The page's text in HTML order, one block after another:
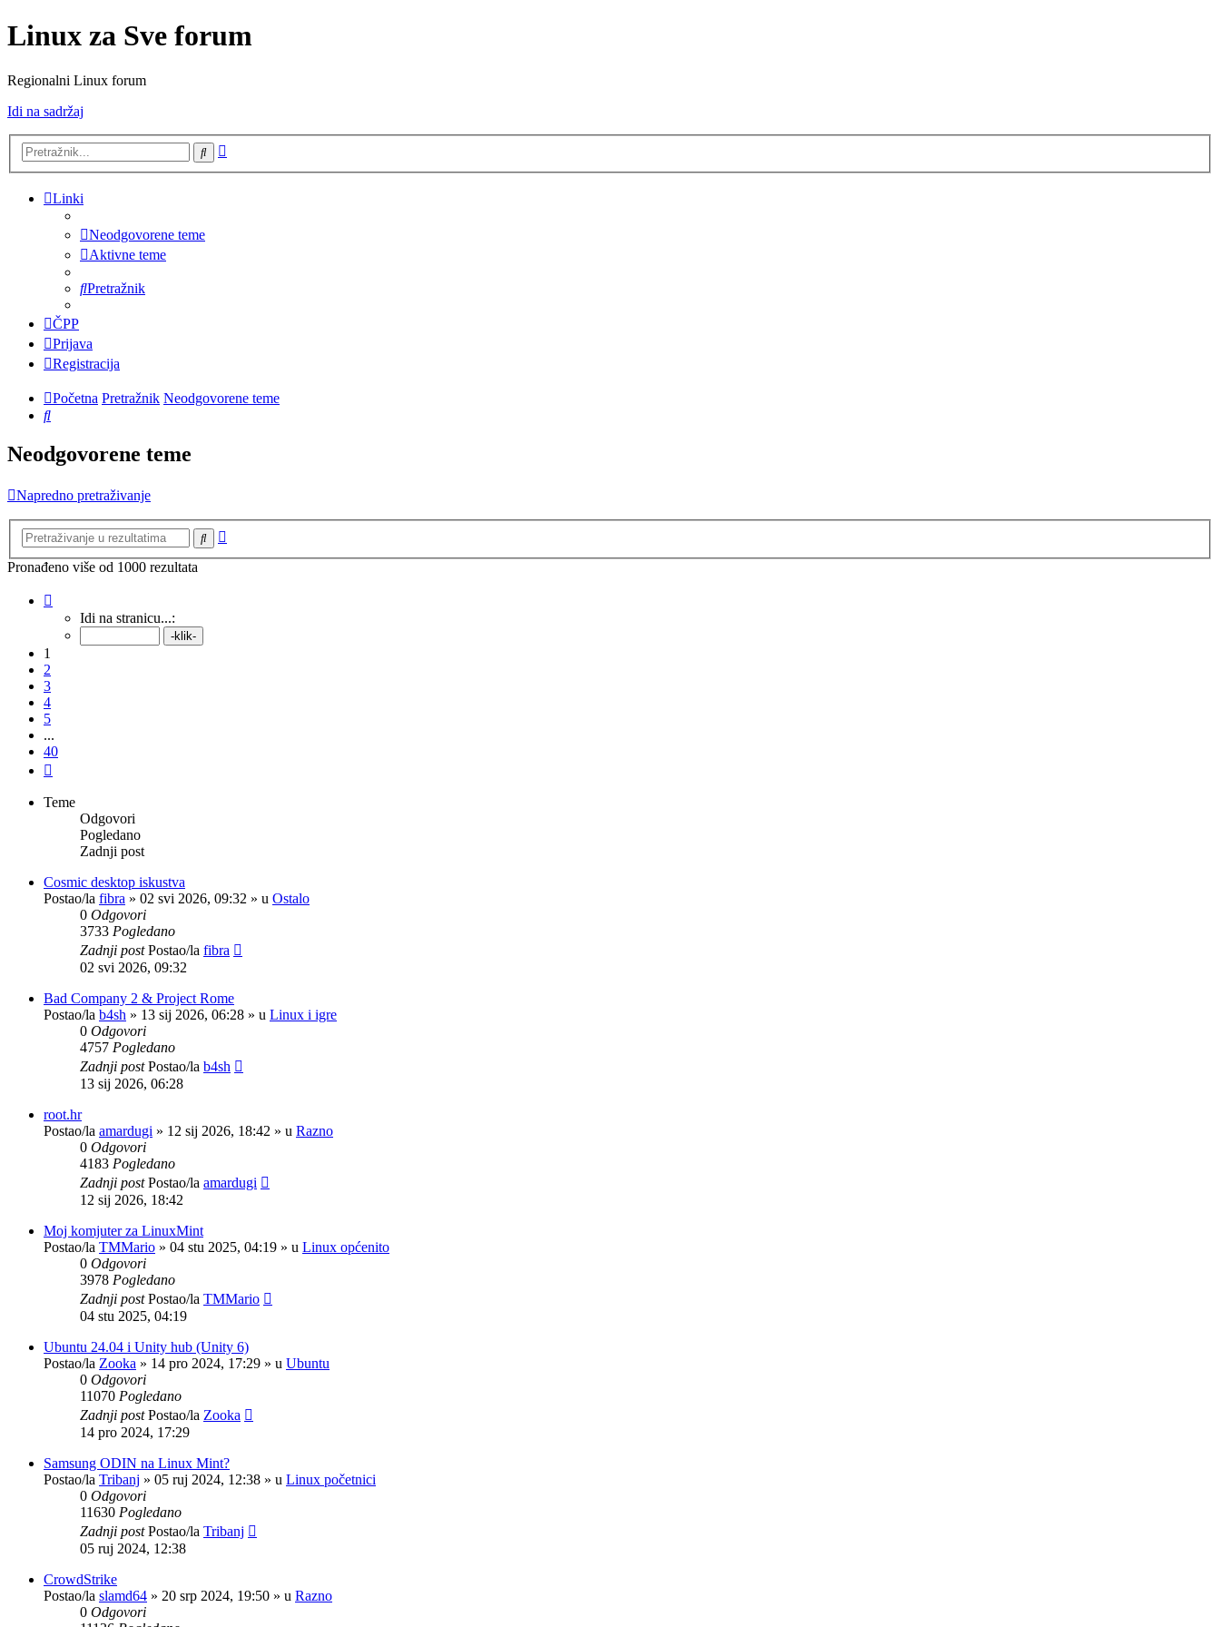
Linux za Sve forum
Regionalni Linux forum
Idi na sadržaj
Pretražnik
Linki
Neodgovorene teme
Aktivne teme
Pretražnik
ČPP
Prijava
Registracija
Početna Pretražnik Neodgovorene teme
Pretražnik
Neodgovorene teme
Napredno pretraživanje
Pretražnik
Pronađeno više od 1000 rezultata
40 .Idi na stranicu...:
1
2
3
4
5
...
40
Teme
Odgovori
Pogledano
Zadnji post
Cosmic desktop iskustva
Postao/la fibra » 02 svi 2026, 09:32 » u Ostalo
0 Odgovori
3733 Pogledano
Zadnji postPostao/la fibra
02 svi 2026, 09:32
Bad Company 2 & Project Rome
Postao/la b4sh » 13 sij 2026, 06:28 » u Linux i igre
0 Odgovori
4757 Pogledano
Zadnji postPostao/la b4sh
13 sij 2026, 06:28
root.hr
Postao/la amardugi » 12 sij 2026, 18:42 » u Razno
0 Odgovori
4183 Pogledano
Zadnji postPostao/la amardugi
12 sij 2026, 18:42
Moj komjuter za LinuxMint
Postao/la TMMario » 04 stu 2025, 04:19 » u Linux općenito
0 Odgovori
3978 Pogledano
Zadnji postPostao/la TMMario
04 stu 2025, 04:19
Ubuntu 24.04 i Unity hub (Unity 6)
Postao/la Zooka » 14 pro 2024, 17:29 » u Ubuntu
0 Odgovori
11070 Pogledano
Zadnji postPostao/la Zooka
14 pro 2024, 17:29
Samsung ODIN na Linux Mint?
Postao/la Tribanj » 05 ruj 2024, 12:38 » u Linux početnici
0 Odgovori
11630 Pogledano
Zadnji postPostao/la Tribanj
05 ruj 2024, 12:38
CrowdStrike
Postao/la slamd64 » 20 srp 2024, 19:50 » u Razno
0 Odgovori